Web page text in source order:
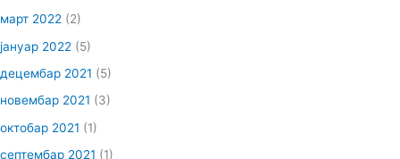
март 2022 (2)
јануар 2022 (5)
децембар 2021 (5)
новембар 2021 (3)
октобар 2021 (1)
септембар 2021 (1)